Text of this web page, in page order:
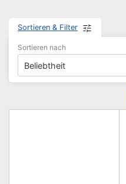
Sortieren & Filter
Sortieren nach
Beliebtheit